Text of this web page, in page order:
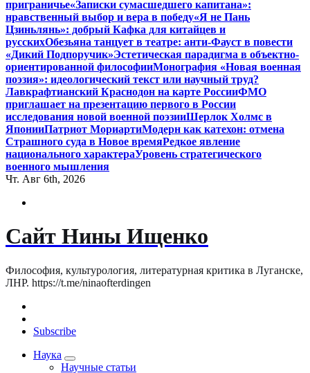
приграничье«Записки сумасшедшего капитана»:
нравственный выбор и вера в победу«Я не Пань
Цзиньлянь»: добрый Кафка для китайцев и
русскихОбезьяна танцует в театре: анти-Фауст в повести
«Дикий Подпоручик»Эстетическая парадигма в объектно-
ориентированной философииМонография «Новая военная
поэзия»: идеологический текст или научный труд?
Лавкрафтианский Краснодон на карте РоссииФМО
приглашает на презентацию первого в России
исследования новой военной поэзииШерлок Холмс в
ЯпонииПатриот МориартиМодерн как катехон: отмена
Страшного суда в Новое времяРедкое явление
национального характераУровень стратегического
военного мышления
Чт. Авг 6th, 2026
Сайт Нины Ищенко
Философия, культурология, литературная критика в Луганске,
ЛНР. https://t.me/ninaofterdingen
Subscribe
Наука
Научные статьи